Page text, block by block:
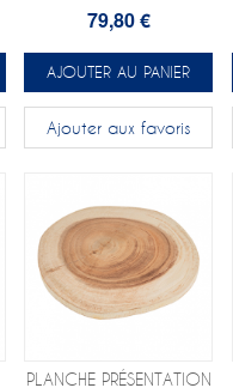
79,80 €
AJOUTER AU PANIER
Ajouter aux favoris
PLANCHE PRÉSENTATION